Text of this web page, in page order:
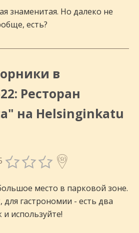
знаменитая. Но далеко не
есть?
в
Ресторан
на Helsinginkatu
место в парковой зоне.
для гастрономии - есть два
и используйте!